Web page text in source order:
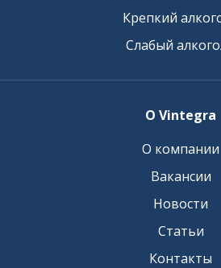
Крепкий
Слабый
О Vintegra
О компании
Вакансии
Новости
Статьи
Контакты